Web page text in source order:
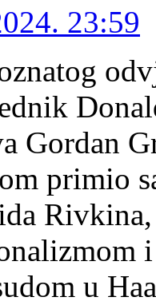
23:59
Gordan
primio
i
u